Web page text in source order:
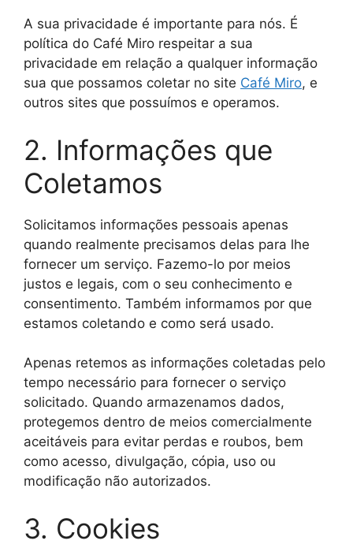
A sua privacidade é importante para nós. É
política do Café Miro respeitar a sua
privacidade em relação a qualquer informação
sua que possamos coletar no site Café Miro, e
outros sites que possuímos e operamos.
2. Informações que
Coletamos
Solicitamos informações pessoais apenas
quando realmente precisamos delas para lhe
fornecer um serviço. Fazemo-lo por meios
justos e legais, com o seu conhecimento e
consentimento. Também informamos por que
estamos coletando e como será usado.
Apenas retemos as informações coletadas pelo
tempo necessário para fornecer o serviço
solicitado. Quando armazenamos dados,
protegemos dentro de meios comercialmente
aceitáveis para evitar perdas e roubos, bem
como acesso, divulgação, cópia, uso ou
modificação não autorizados.
3. Cookies